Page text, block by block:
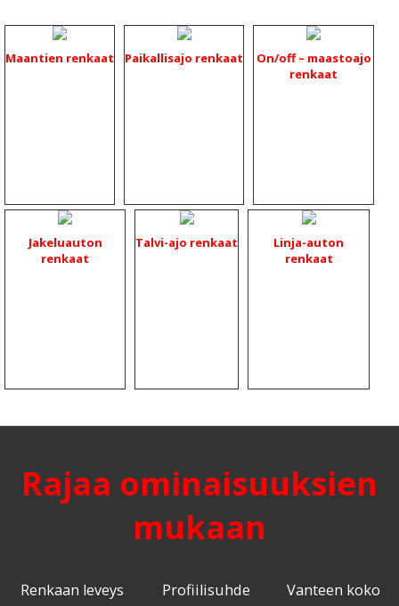
Maantien renkaat Paikallisajo renkaat
On/off – maastoajo
renkaat
Jakeluauton
renkaat
Talvi-ajo renkaat
Linja-auton
renkaat
Rajaa ominaisuuksien
mukaan
Renkaan leveys Profiilisuhde Vanteen koko